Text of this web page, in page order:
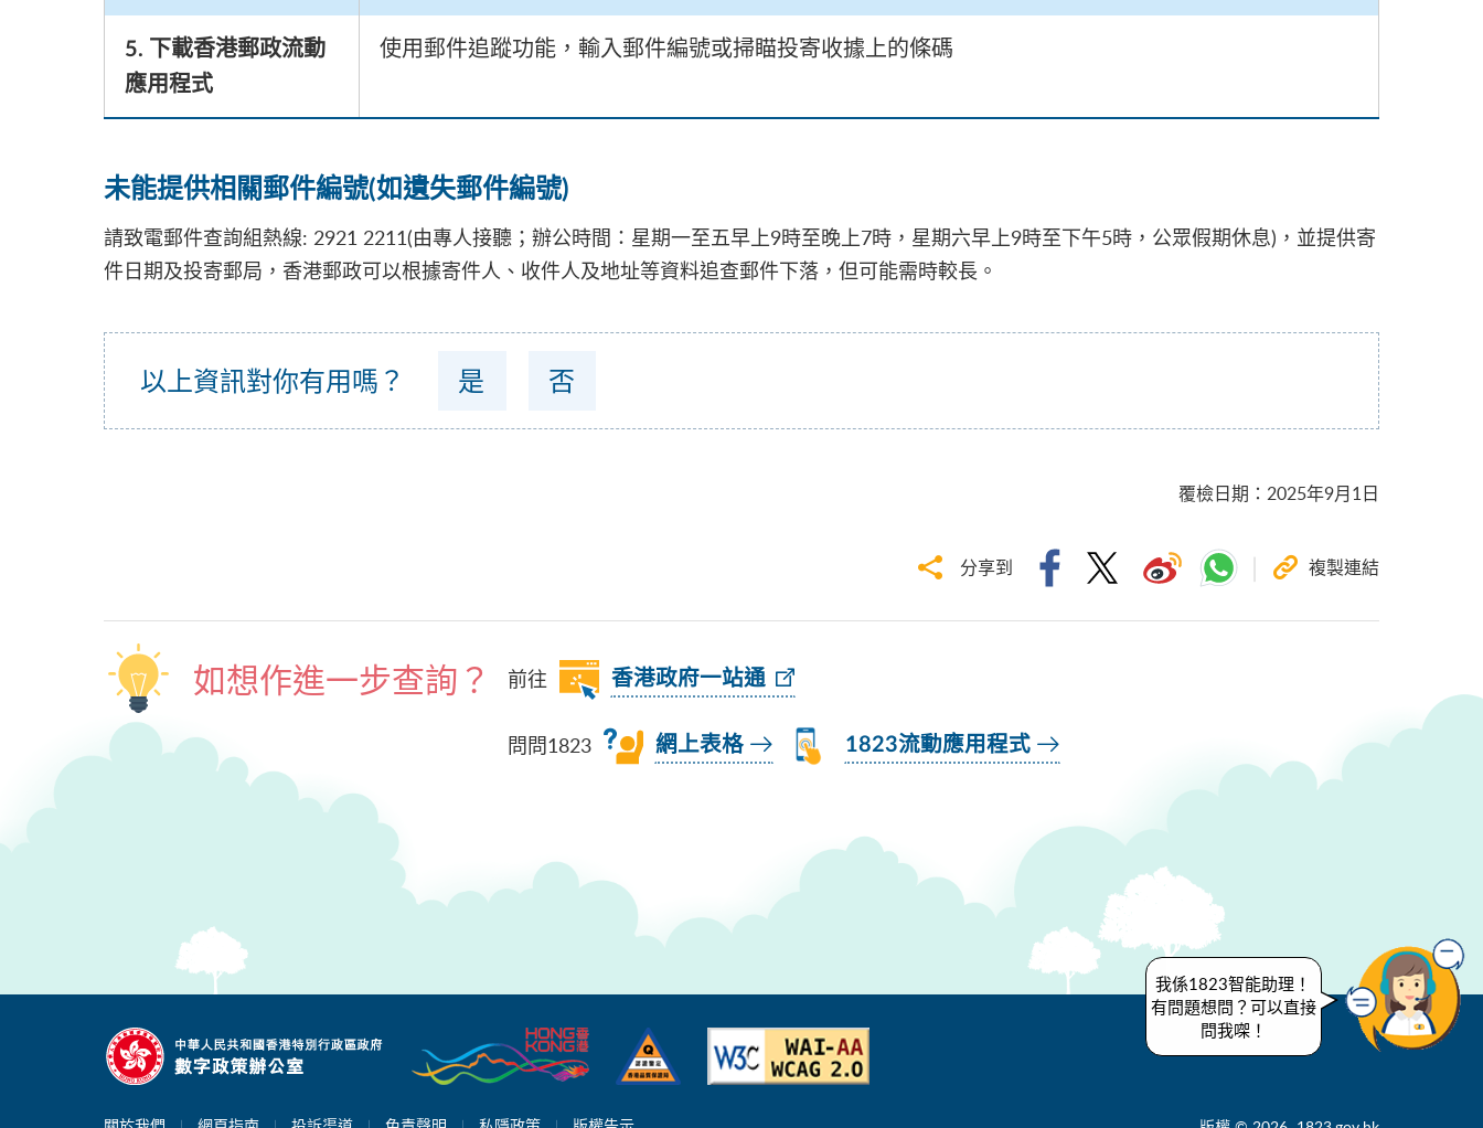
5. 下載香港郵政流動
應用程式
使用郵件追蹤功能，輸入郵件編號或掃瞄投寄收據上的條碼
未能提供相關郵件編號(如遺失郵件編號)
請致電郵件查詢組熱線: 2921 2211(由專人接聽；辦公時間：星期一至五早上9時至晚上7時，星期六早上9時至下午5時，公眾假期休息)，並提供寄
件日期及投寄郵局，香港郵政可以根據寄件人、收件人及地址等資料追查郵件下落，但可能需時較長。
以上資訊對你有用嗎？ 是 否
覆檢日期 ： 2025年9月1日
分享到 複製連結
如想作進一步查詢？ 前往 香港政府一站通
問問1823 網上表格 1823流動應用程式
我係1823智能助理！
有問題想問？可以直接
問我㗎！